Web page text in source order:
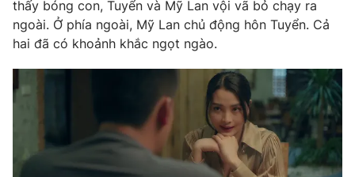
® Cấm sao chép dưới mọi hình thức nếu không có sự chấp
thuận bằng văn bản. Ghi rõ nguồn VTV.vn khi phát hành lại
thông tin từ website này.
thấy bóng con, Tuyển và Mỹ Lan vội vã bỏ chạy ra
ngoài. Ở phía ngoài, Mỹ Lan chủ động hôn Tuyển. Cả
hai đã có khoảnh khắc ngọt ngào.